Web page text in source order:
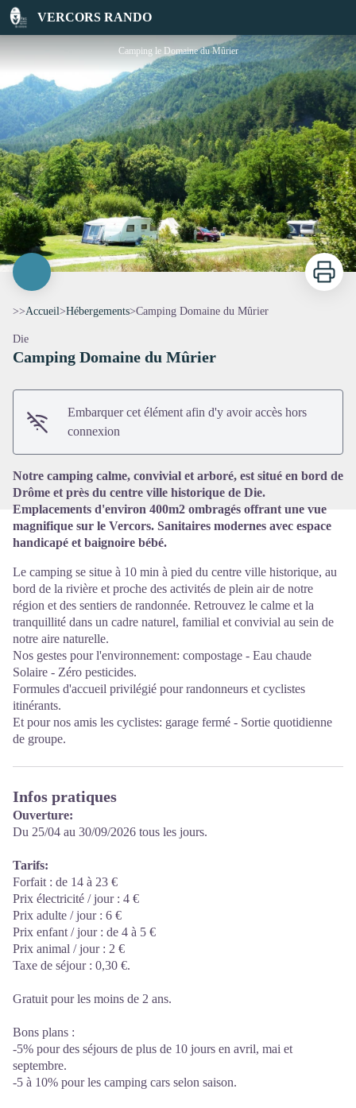
VERCORS RANDO
Camping Domaine du Mûrier
Camping le Domaine du Mûrier
Imprimer
>>Accueil>Hébergements>Camping Domaine du Mûrier
Die
Camping Domaine du Mûrier
Embarquer cet élément afin d'y avoir accès hors
connexion
Notre camping calme, convivial et arboré, est situé en bord de
Drôme et près du centre ville historique de Die.
Emplacements d'environ 400m2 ombragés offrant une vue
magnifique sur le Vercors. Sanitaires modernes avec espace
handicapé et baignoire bébé.
Le camping se situe à 10 min à pied du centre ville historique, au
bord de la rivière et proche des activités de plein air de notre
région et des sentiers de randonnée. Retrouvez le calme et la
tranquillité dans un cadre naturel, familial et convivial au sein de
notre aire naturelle.
Nos gestes pour l'environnement: compostage - Eau chaude
Solaire - Zéro pesticides.
Formules d'accueil privilégié pour randonneurs et cyclistes
itinérants.
Et pour nos amis les cyclistes: garage fermé - Sortie quotidienne
de groupe.
Infos pratiques
Ouverture:
Du 25/04 au 30/09/2026 tous les jours.
Tarifs:
Forfait : de 14 à 23 €
Prix électricité / jour : 4 €
Prix adulte / jour : 6 €
Prix enfant / jour : de 4 à 5 €
Prix animal / jour : 2 €
Taxe de séjour : 0,30 €.
Gratuit pour les moins de 2 ans.
Bons plans :
-5% pour des séjours de plus de 10 jours en avril, mai et
septembre.
-5 à 10% pour les camping cars selon saison.